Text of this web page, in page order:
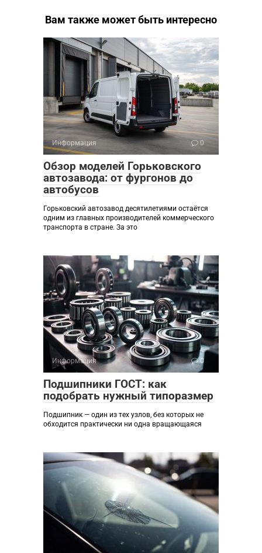
Вам также может быть интересно
Информация 0
Обзор моделей Горьковского
автозавода: от фургонов до
автобусов
Горьковский автозавод десятилетиями остаётся
одним из главных производителей коммерческого
транспорта в стране. За это
Информация 0
Подшипники ГОСТ: как
подобрать нужный типоразмер
Подшипник — один из тех узлов, без которых не
обходится практически ни одна вращающаяся